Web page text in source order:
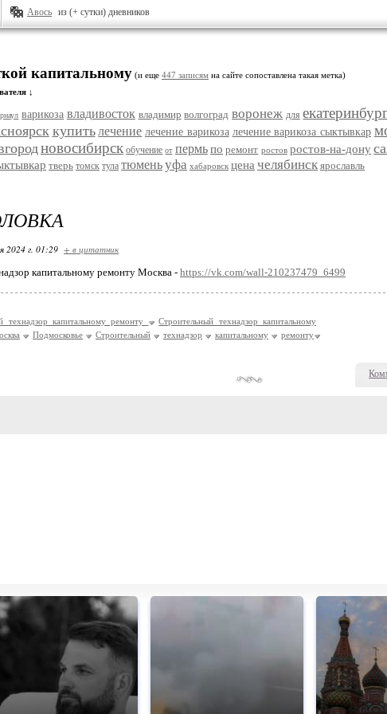
Авось из (+ сутки) дневников
капитальному (и еще 447 записям на сайте сопоставлена такая метка)
↓
варикоза владивосток владимир волгоград воронеж для
купить лечение лечение варикоза лечение варикоза сыктывкар
новосибирск обучение от пермь по ремонт ростов ростов-на-дону
тверь томск тула тюменьуфа хабаровск цена челябинск ярославль
2024 г. 01:29 + в цитатник
капитальному ремонту Москва - https://vk.com/wall-210237479_6499
технадзор капитальному ремонту
Строительный технадзор капитальному
Подмосковье Строительный технадзор капитальному
ремонту